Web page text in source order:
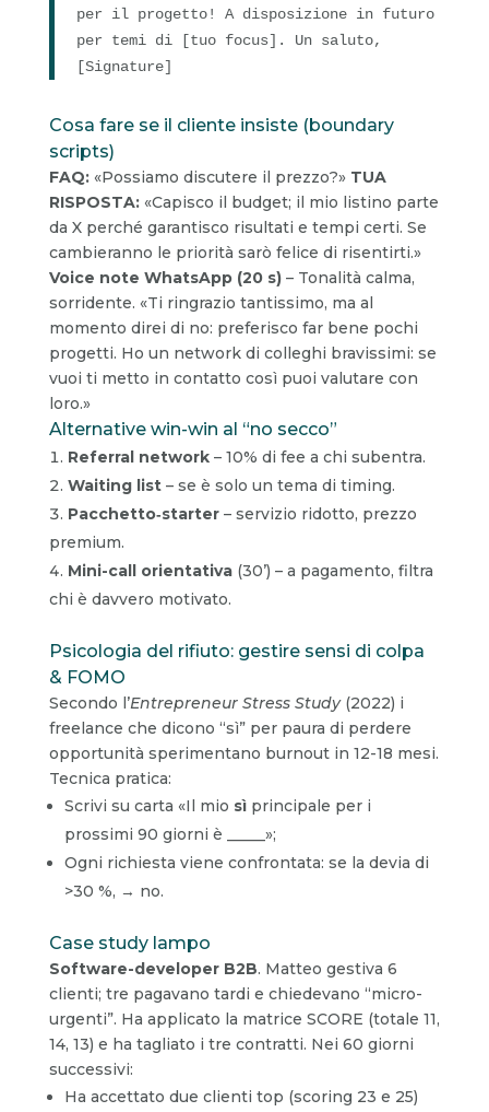
per il progetto! A disposizione in futuro
per temi di [tuo focus]. Un saluto,
[Signature]
Cosa fare se il cliente insiste (boundary
scripts)
FAQ:«Possiamo discutere il prezzo?» TUA
RISPOSTA:«Capisco il budget; il mio listino parte
da X perché garantisco risultati e tempi certi. Se
cambieranno le priorità sarò felice di risentirti.»
Voice note WhatsApp (20 s)– Tonalità calma,
sorridente. «Ti ringrazio tantissimo, ma al
momento direi di no: preferisco far bene pochi
progetti. Ho un network di colleghi bravissimi: se
vuoi ti metto in contatto così puoi valutare con
loro.»
Alternative win-win al “no secco”
Referral network– 10% di fee a chi subentra.
Waiting list– se è solo un tema di timing.
Pacchetto‐starter– servizio ridotto, prezzo
premium.
Mini-call orientativa(30’) – a pagamento, filtra
chi è davvero motivato.
Psicologia del rifiuto: gestire sensi di colpa
& FOMO
Secondo l’Entrepreneur Stress Study(2022) i
freelance che dicono “sì” per paura di perdere
opportunità sperimentano burnout in 12-18 mesi.
Tecnica pratica:
Scrivi su carta «Il mio sìprincipale per i
prossimi 90 giorni è _____»;
Ogni richiesta viene confrontata: se la devia di
>30 %, → no.
Case study lampo
Software-developer B2B. Matteo gestiva 6
clienti; tre pagavano tardi e chiedevano “micro-
urgenti”. Ha applicato la matrice SCORE (totale 11,
14, 13) e ha tagliato i tre contratti. Nei 60 giorni
successivi:
Ha accettato due clienti top (scoring 23 e 25)